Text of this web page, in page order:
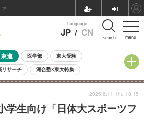
menu
Language
JP / CN search
進 医学部 東大受験
リサーチ 河合塾×東大特集
受験 中学受験 小学校受験
国公立高校 過去問 人気記事
学生向け「日体大スポーツフ
2026.6.11 Thu 18:15